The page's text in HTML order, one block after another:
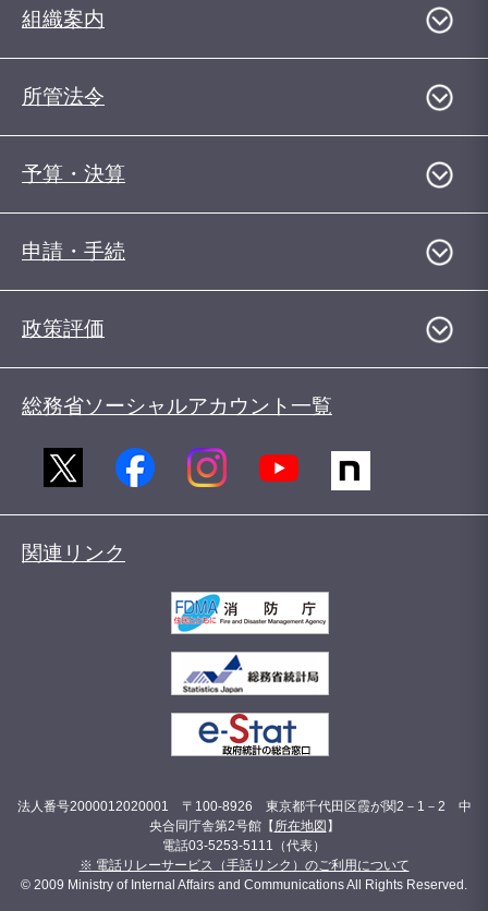
組織案内
所管法令
予算・決算
申請・手続
政策評価
総務省ソーシャルアカウント一覧
関連リンク
法人番号2000012020001 〒100-8926 東京都千代田区霞が関2－1－2 中
央合同庁舎第2号館【 所在地図 】
電話03-5253-5111（代表）
※ 電話リレーサービス（手話リンク）のご利用について
© 2009 Ministry of Internal Affairs and Communications All Rights Reserved.